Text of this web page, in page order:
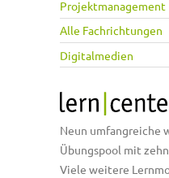
Projektmanagement
Alle Fachrichtungen
Digitalmedien
Neun umfangreiche
Übungspool mit
Viele weitere